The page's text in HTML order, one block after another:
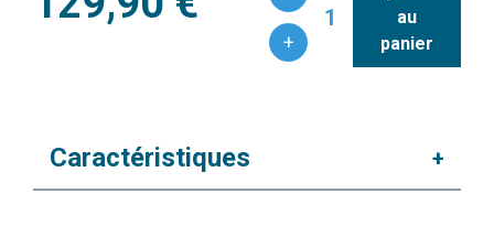
au
panier
+
1
Caractéristiques +